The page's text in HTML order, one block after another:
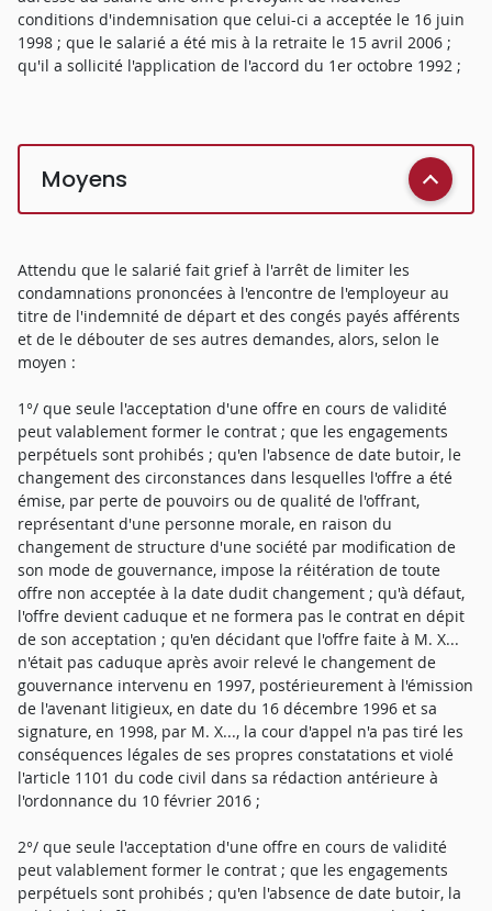
conditions d'indemnisation que celui-ci a acceptée le 16 juin
1998 ; que le salarié a été mis à la retraite le 15 avril 2006 ;
qu'il a sollicité l'application de l'accord du 1er octobre 1992 ;
Moyens
Attendu que le salarié fait grief à l'arrêt de limiter les
condamnations prononcées à l'encontre de l'employeur au
titre de l'indemnité de départ et des congés payés afférents
et de le débouter de ses autres demandes, alors, selon le
moyen :
1°/ que seule l'acceptation d'une offre en cours de validité
peut valablement former le contrat ; que les engagements
perpétuels sont prohibés ; qu'en l'absence de date butoir, le
changement des circonstances dans lesquelles l'offre a été
émise, par perte de pouvoirs ou de qualité de l'offrant,
représentant d'une personne morale, en raison du
changement de structure d'une société par modification de
son mode de gouvernance, impose la réitération de toute
offre non acceptée à la date dudit changement ; qu'à défaut,
l'offre devient caduque et ne formera pas le contrat en dépit
de son acceptation ; qu'en décidant que l'offre faite à M. X...
n'était pas caduque après avoir relevé le changement de
gouvernance intervenu en 1997, postérieurement à l'émission
de l'avenant litigieux, en date du 16 décembre 1996 et sa
signature, en 1998, par M. X..., la cour d'appel n'a pas tiré les
conséquences légales de ses propres constatations et violé
l'article 1101 du code civil dans sa rédaction antérieure à
l'ordonnance du 10 février 2016 ;
2°/ que seule l'acceptation d'une offre en cours de validité
peut valablement former le contrat ; que les engagements
perpétuels sont prohibés ; qu'en l'absence de date butoir, la